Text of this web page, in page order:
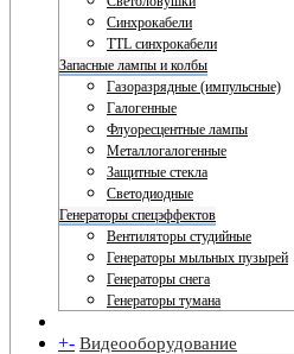
Синхрокабели
TTL синхрокабели
Запасные лампы и колбы
Газоразрядные (импульсные)
Галогенные
Флуоресцентные лампы
Металлогалогенные
Защитные стекла
Светодиодные
Генераторы спецэффектов
Вентиляторы студийные
Генераторы мыльных пузырей
Генераторы снега
Генераторы тумана
+- Видеооборудование